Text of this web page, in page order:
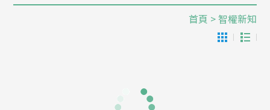
首頁 > 智權新知